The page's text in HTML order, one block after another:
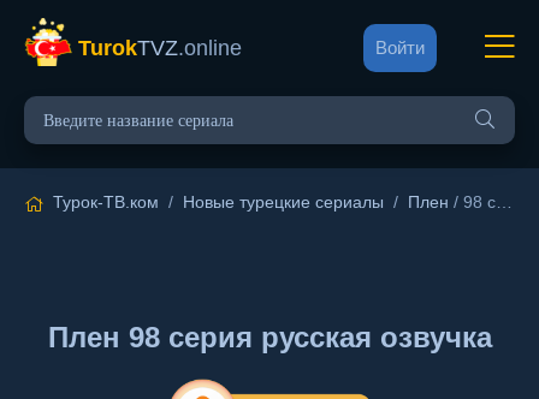
TurokTVZ.online Войти
Турок-ТВ.ком / Новые турецкие сериалы / Плен / 98 серия русская озвучка
Плен 98 серия русская озвучка